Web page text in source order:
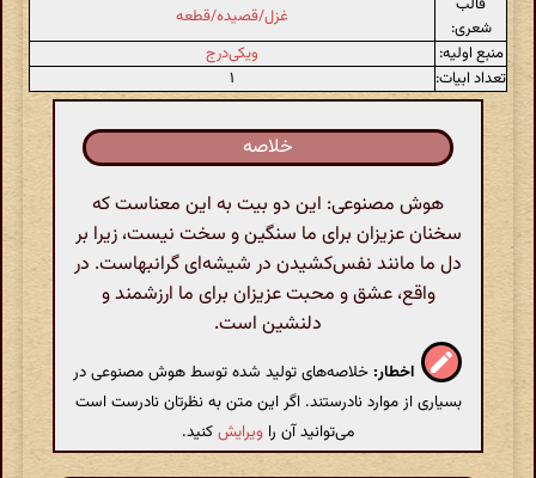
شعری:
غزل/قصیده/قطعه
منبع اولیه:
ویکی‌درج
تعداد ابیات:
۱
خلاصه
هوش مصنوعی: این دو بیت به این معناست که
سخنان عزیزان برای ما سنگین و سخت نیست، زیرا بر
دل ما مانند نفس‌کشیدن در شیشه‌ای گرانبهاست. در
واقع، عشق و محبت عزیزان برای ما ارزشمند و
دلنشین است.
اخطار: خلاصه‌های تولید شده توسط هوش مصنوعی در
بسیاری از موارد نادرستند. اگر این متن به نظرتان نادرست است
می‌توانید آن را ویرایشکنید.